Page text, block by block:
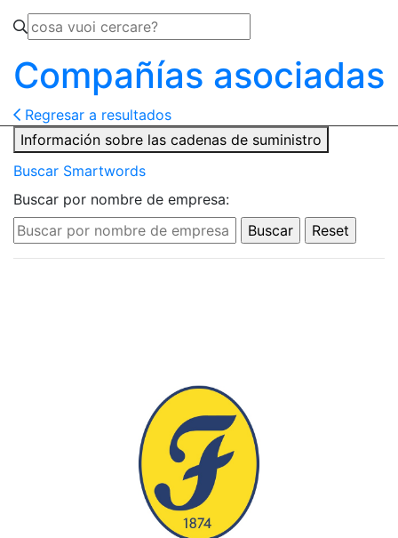
Compañías asociadas
Regresar a resultados
Información sobre las cadenas de suministro
Buscar Smartwords
Buscar por nombre de empresa: